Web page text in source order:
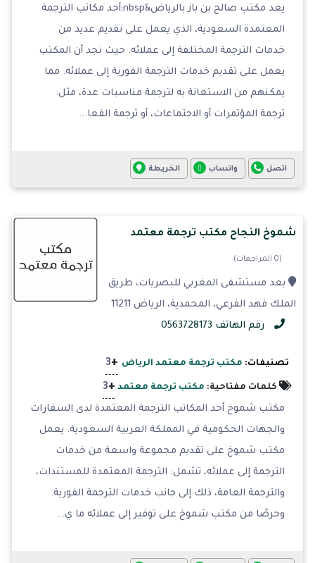
يعد مكتب صالح بن باز بالرياض&nbsp;أحد مكاتب الترجمة
المعتمدة السعودية، الذي يعمل على تقديم عديد من
خدمات الترجمة المختلفة إلى عملائه. حيث نجد أن المكتب
يعمل على تقديم خدمات الترجمة الفورية إلى عملائه. مما
يمكنهم من الاستعانة به لترجمة مناسبات عدة، مثل:
ترجمة المؤتمرات أو الاجتماعات، أو ترجمة الفعا...
اتصل واتساب الخريطة
شموخ النجاح مكتب ترجمة معتمد
(0 المراجعات)
بعد مستشفى المغربي للبصريات، طريق
الملك فهد الفرعي، المحمدية، الرياض 11211
رقم الهاتف 0563728173
تصنيفات: مكتب ترجمة معتمد الرياض +
3
كلمات مفتاحية: مكتب ترجمة معتمد +
3
مكتب شموخ أحد المكاتب الترجمة المعتمدة لدى السفارات
والجهات الحكومية في المملكة العربية السعودية. يعمل
مكتب شموخ على تقديم مجموعة واسعة من خدمات
الترجمة إلى عملائه، تشمل: الترجمة المعتمدة للمستندات،
والترجمة العامة، ذلك إلى جانب خدمات الترجمة الفورية.
وحرصًا من مكتب شموخ على توفير إلى عملائه ما ي...